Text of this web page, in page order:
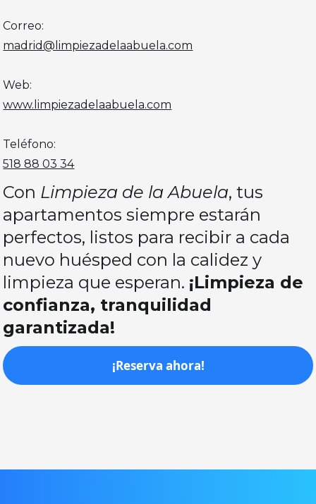
Correo:
madrid@limpiezadelaabuela.com
Web:
www.limpiezadelaabuela.com
Teléfono:
518 88 03 34
Con Limpieza de la Abuela, tus
apartamentos siempre estarán
perfectos, listos para recibir a cada
nuevo huésped con la calidez y
limpieza que esperan. ¡Limpieza de
confianza, tranquilidad
garantizada!
¡Reserva ahora!